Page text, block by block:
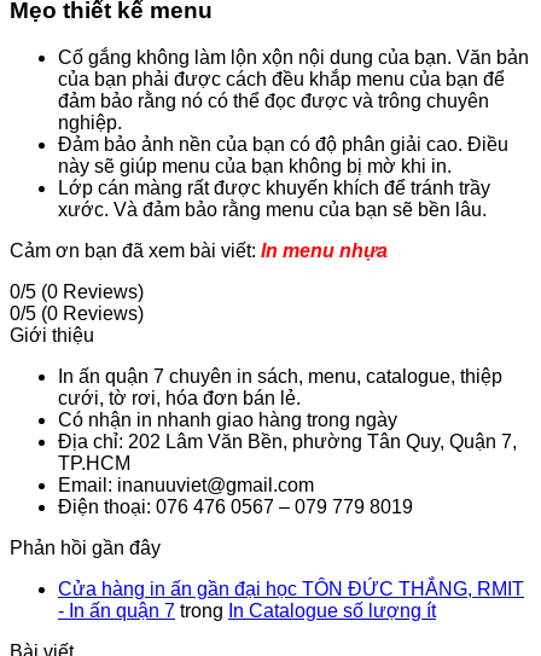
Mẹo thiết kế menu
Cố gắng không làm lộn xộn nội dung của bạn. Văn bản
của bạn phải được cách đều khắp menu của bạn để
đảm bảo rằng nó có thể đọc được và trông chuyên
nghiệp.
Đảm bảo ảnh nền của bạn có độ phân giải cao. Điều
này sẽ giúp menu của bạn không bị mờ khi in.
Lớp cán màng rất được khuyến khích để tránh trầy
xước. Và đảm bảo rằng menu của bạn sẽ bền lâu.
Cảm ơn bạn đã xem bài viết: In menu nhựa
0/5 (0 Reviews)
0/5 (0 Reviews)
Giới thiệu
In ấn quận 7 chuyên in sách, menu, catalogue, thiệp
cưới, tờ rơi, hóa đơn bán lẻ.
Có nhận in nhanh giao hàng trong ngày
Địa chỉ: 202 Lâm Văn Bền, phường Tân Quy, Quận 7,
TP.HCM
Email: inanuuviet@gmail.com
Điện thoại: 076 476 0567 – 079 779 8019
Phản hồi gần đây
Cửa hàng in ấn gần đại học TÔN ĐỨC THẮNG, RMIT
- In ấn quận 7 trong In Catalogue số lượng ít
Bài viết